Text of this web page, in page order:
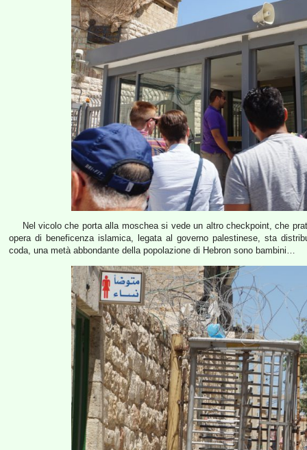
Nel vicolo che porta alla moschea si vede un altro checkpoint, che
opera di beneficenza islamica, legata al governo palestinese, sta
coda, una metà abbondante della popolazione di Hebron sono bambini…